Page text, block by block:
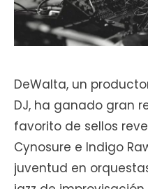
DeWalta, un
DJ, ha ganado gran
favorito de sellos
Cynosure e Indigo
juventud en